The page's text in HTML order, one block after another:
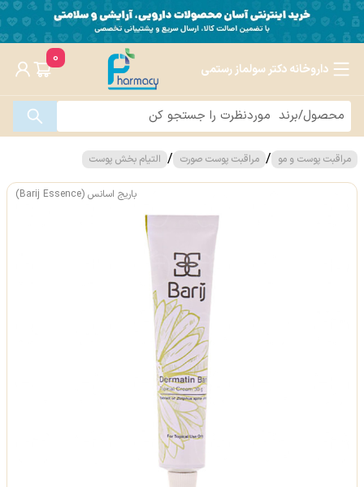
داروخانه دکتر سولماز رستمی
0
مراقبت پوست و مو / مراقبت پوست صورت / التیام بخش پوست
باریج اسانس (Barij Essence)